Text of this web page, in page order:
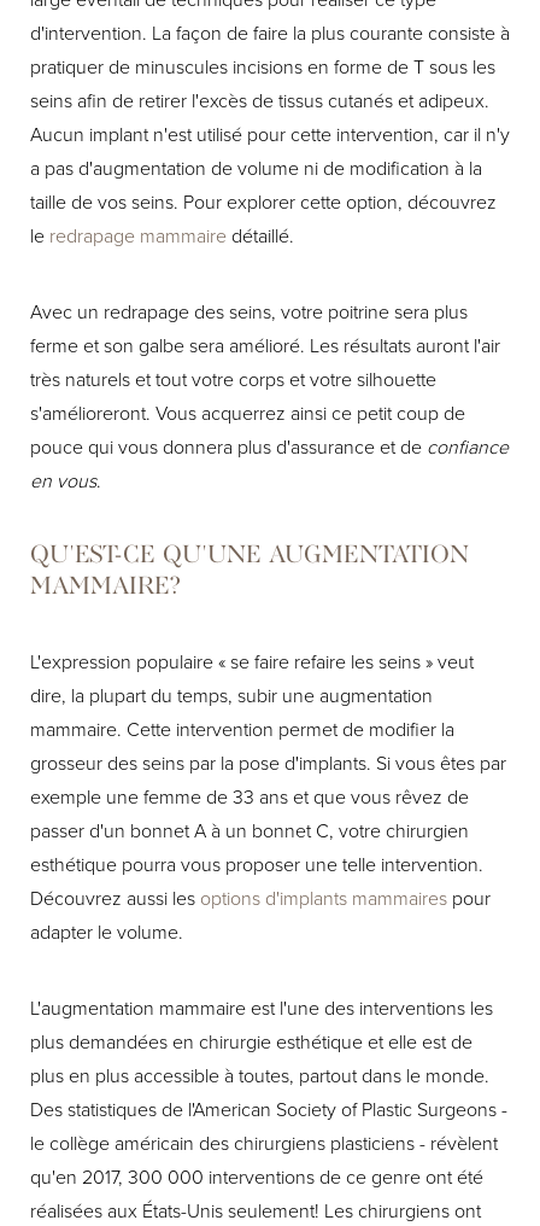
d'intervention. La façon de faire la plus courante consiste à
pratiquer de minuscules incisions en forme de T sous les
seins afin de retirer l'excès de tissus cutanés et adipeux.
Aucun implant n'est utilisé pour cette intervention, car il n'y
a pas d'augmentation de volume ni de modification à la
taille de vos seins. Pour explorer cette option, découvrez
le redrapage mammairedétaillé.
Avec un redrapage des seins, votre poitrine sera plus
ferme et son galbe sera amélioré. Les résultats auront l'air
très naturels et tout votre corps et votre silhouette
s'amélioreront. Vous acquerrez ainsi ce petit coup de
pouce qui vous donnera plus d'assurance et de confiance
en vous.
QU'EST-CE QU'UNE AUGMENTATION
MAMMAIRE?
L'expression populaire « se faire refaire les seins » veut
dire, la plupart du temps, subir une augmentation
mammaire. Cette intervention permet de modifier la
grosseur des seins par la pose d'implants. Si vous êtes par
exemple une femme de 33 ans et que vous rêvez de
passer d'un bonnet A à un bonnet C, votre chirurgien
esthétique pourra vous proposer une telle intervention.
Découvrez aussi les options d'implants mammaires pour
adapter le volume.
L'augmentation mammaire est l'une des interventions les
plus demandées en chirurgie esthétique et elle est de
plus en plus accessible à toutes, partout dans le monde.
Des statistiques de l'American Society of Plastic Surgeons -
le collège américain des chirurgiens plasticiens - révèlent
qu'en 2017, 300 000 interventions de ce genre ont été
réalisées aux États-Unis seulement! Les chirurgiens ont